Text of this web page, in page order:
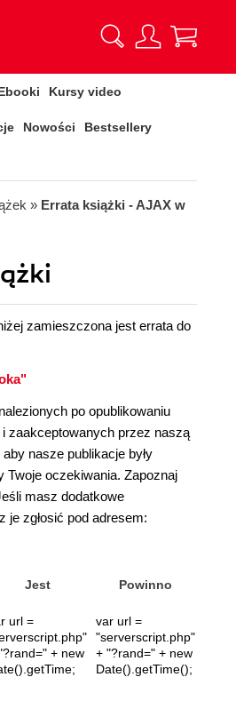
Kursy video
Nowości Bestsellery
» Errata książki - AJAX w
zamieszczona jest errata do
po opublikowaniu
zaakceptowanych przez naszą
nasze publikacje były
Twoje oczekiwania. Zapoznaj
masz dodatkowe
je zgłosić pod adresem:
Jest Powinno
url =
+ new
var url =
"serverscript.php"
+ "?rand=" + new
Date().getTime();